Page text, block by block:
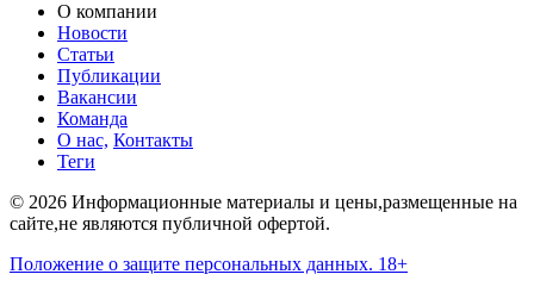
О компании
Новости
Статьи
Публикации
Вакансии
Команда
О нас, Контакты
Теги
© 2026 Информационные материалы и цены,размещенные на
сайте,не являются публичной офертой.
Положение о защите персональных данных. 18+